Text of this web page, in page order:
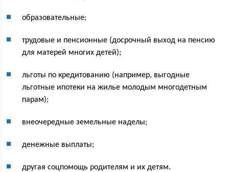
образовательные;
трудовые и пенсионные (досрочный выход на пенсию
для матерей многих детей);
льготы по кредитованию (например, выгодные
льготные ипотеки на жилье молодым многодетным
парам);
внеочередные земельные наделы;
денежные выплаты;
другая соцпомощь родителям и их детям.